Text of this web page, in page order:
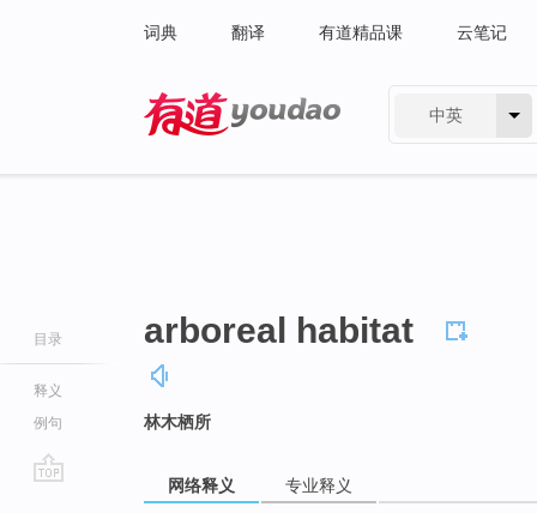
词典 翻译 有道精品课 云笔记
中英
目录
释义
例句
arboreal habitat
林木栖所
网络释义 专业释义